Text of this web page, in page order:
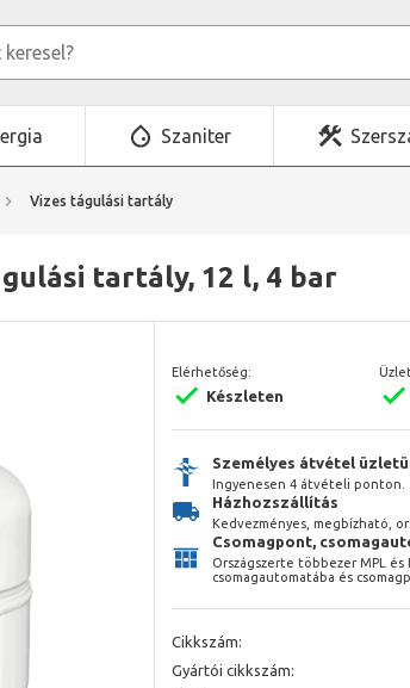
Szaniter
Vizes tágulási tartály
tartály, 12 l, 4 bar
Elérhetőség:
Készleten
Személyes átvétel
Ingyenesen 4 átvételi ponton.
Házhozszállítás
Kedvezményes, megbízható,
Csomagpont,
Országszerte többezer MPL és
csomagautomatába és
Cikkszám:
Gyártói cikkszám: